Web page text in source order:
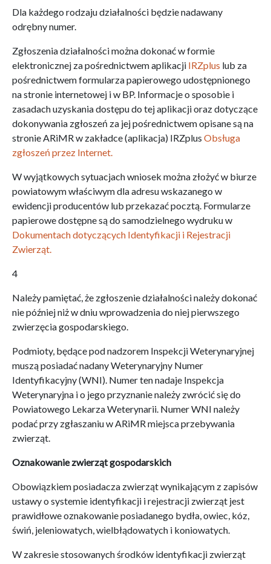
Dla każdego rodzaju działalności będzie nadawany
odrębny numer.
Zgłoszenia działalności można dokonać w formie
elektronicznej za pośrednictwem aplikacji IRZplus lub za
pośrednictwem formularza papierowego udostępnionego
na stronie internetowej i w BP. Informacje o sposobie i
zasadach uzyskania dostępu do tej aplikacji oraz dotyczące
dokonywania zgłoszeń za jej pośrednictwem opisane są na
stronie ARiMR w zakładce (aplikacja) IRZplus Obsługa
zgłoszeń przez Internet.
W wyjątkowych sytuacjach wniosek można złożyć w biurze
powiatowym właściwym dla adresu wskazanego w
ewidencji producentów lub przekazać pocztą. Formularze
papierowe dostępne są do samodzielnego wydruku w
Dokumentach dotyczących Identyfikacji i Rejestracji
Zwierząt.
4
Należy pamiętać, że zgłoszenie działalności należy dokonać
nie później niż w dniu wprowadzenia do niej pierwszego
zwierzęcia gospodarskiego.
Podmioty, będące pod nadzorem Inspekcji Weterynaryjnej
muszą posiadać nadany Weterynaryjny Numer
Identyfikacyjny (WNI). Numer ten nadaje Inspekcja
Weterynaryjna i o jego przyznanie należy zwrócić się do
Powiatowego Lekarza Weterynarii. Numer WNI należy
podać przy zgłaszaniu w ARiMR miejsca przebywania
zwierząt.
Oznakowanie zwierząt gospodarskich
Obowiązkiem posiadacza zwierząt wynikającym z zapisów
ustawy o systemie identyfikacji i rejestracji zwierząt jest
prawidłowe oznakowanie posiadanego bydła, owiec, kóz,
świń, jeleniowatych, wielbłądowatych i koniowatych.
W zakresie stosowanych środków identyfikacji zwierząt